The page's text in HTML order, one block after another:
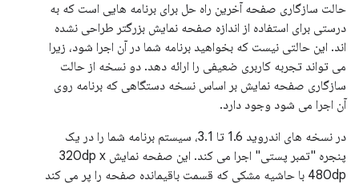
حالت سازگاری صفحه آخرین راه حل برای برنامه هایی است که به
درستی برای استفاده از اندازه صفحه نمایش بزرگتر طراحی نشده
اند. این حالتی نیست که بخواهید برنامه شما در آن اجرا شود، زیرا
می تواند تجربه کاربری ضعیفی را ارائه دهد. دو نسخه از حالت
سازگاری صفحه نمایش بر اساس نسخه دستگاهی که برنامه روی
آن اجرا می شود وجود دارد.
در نسخه های اندروید 1.6 تا 3.1، سیستم برنامه شما را در یک
پنجره "تمبر پستی" اجرا می کند. این صفحه نمایش 320dp x
480dp با حاشیه مشکی که قسمت باقیمانده صفحه را پر می کند